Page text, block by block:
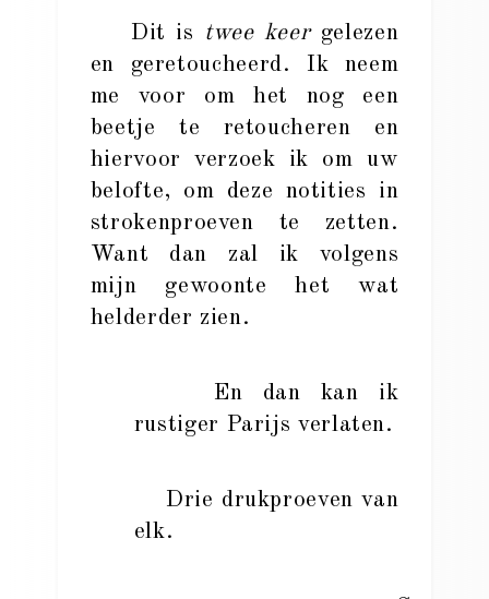
Dit is twee keergelezen
en geretoucheerd. Ik neem
me voor om het nog een
beetje te retoucheren en
hiervoor verzoek ik om uw
belofte, om deze notities in
strokenproeven te zetten.
Want dan zal ik volgens
mijn gewoonte het wat
helderder zien.
En dan kan ik
rustiger Parijs verlaten.
Drie drukproeven van
elk.